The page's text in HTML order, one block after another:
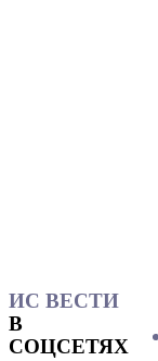
ИС ВЕСТИ
В
СОЦСЕТЯХ